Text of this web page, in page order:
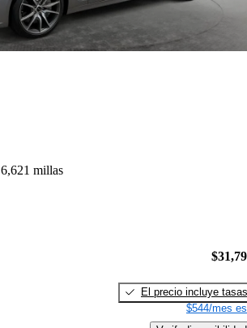
6,621 millas
El precio incluye tasas
$544/mes